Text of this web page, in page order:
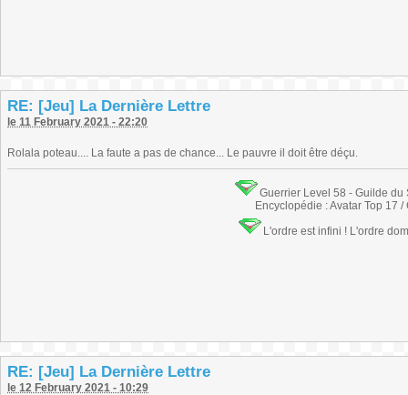
RE: [Jeu] La Dernière Lettre
le 11 February 2021 - 22:20
Rolala poteau.... La faute a pas de chance... Le pauvre il doit être déçu.
Guerrier Level 58 - Guilde
Encyclopédie : Avatar Top 17 /
L'ordre est infini ! L'ordre
RE: [Jeu] La Dernière Lettre
le 12 February 2021 - 10:29